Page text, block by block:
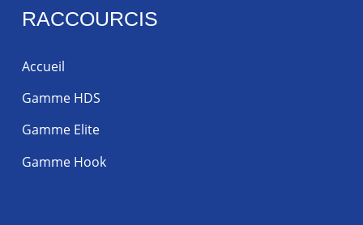
RACCOURCIS
Accueil
Gamme HDS
Gamme Elite
Gamme Hook